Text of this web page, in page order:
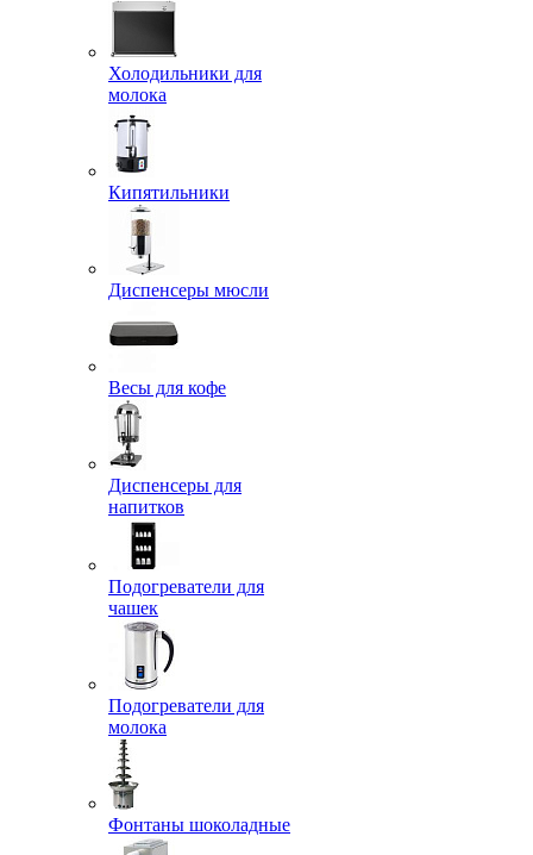
Холодильники для
молока
Кипятильники
Диспенсеры мюсли
Весы для кофе
Диспенсеры для
напитков
Подогреватели для
чашек
Подогреватели для
молока
Фонтаны шоколадные